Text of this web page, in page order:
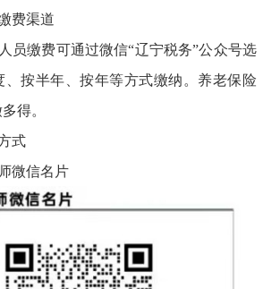
费渠道
员缴费可通过微信“辽宁税务”公众号选
、按半年、按年等方式缴纳。养老保险
得。
式
微信名片